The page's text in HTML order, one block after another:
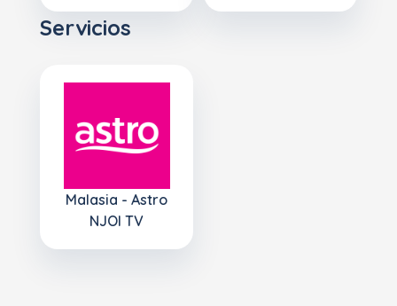
Servicios
Malasia - Astro
NJOI TV